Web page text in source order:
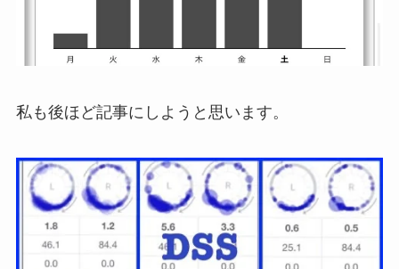
私も後ほど記事にしようと思います。